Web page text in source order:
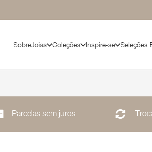
SobreJoias Coleções Inspire-se Seleções
Parcelas sem juros